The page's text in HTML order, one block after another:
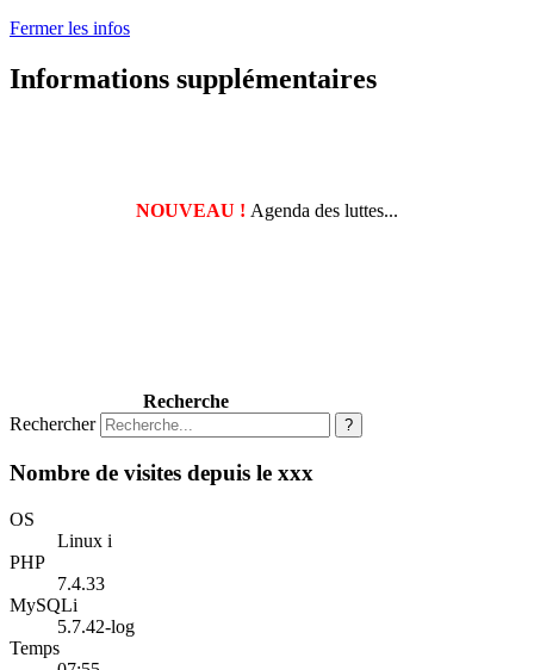
Fermer les infos
Informations supplémentaires
NOUVEAU ! Agenda des luttes...
Recherche
Rechercher
?
Nombre de visites depuis le xxx
OS
Linux i
PHP
7.4.33
MySQLi
5.7.42-log
Temps